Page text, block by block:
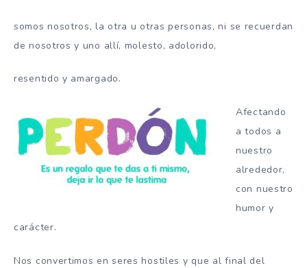
somos nosotros, la otra u otras personas, ni se recuerdan
de nosotros y uno allí, molesto, adolorido,
resentido y amargado.
Afectando
a todos a
nuestro
alrededor,
con nuestro
humor y
carácter.
Nos convertimos en seres hostiles y que al final del